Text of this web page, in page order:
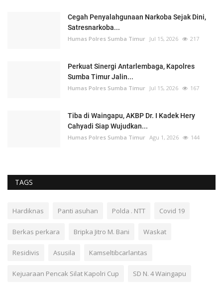
Cegah Penyalahgunaan Narkoba Sejak Dini,
Satresnarkoba...
Humas Polres Sumba Timur Jul 15, 2026 217
Perkuat Sinergi Antarlembaga, Kapolres
Sumba Timur Jalin...
Humas Polres Sumba Timur Jul 15, 2026 167
Tiba di Waingapu, AKBP Dr. I Kadek Hery
Cahyadi Siap Wujudkan...
Humas Polres Sumba Timur Agu 1, 2026 144
TAGS
Hardiknas Panti asuhan Polda . NTT Covid 19
Berkas perkara Bripka Jitro M. Bani Waskat
Residivis Asusila Kamseltibcarlantas
Kejuaraan Pencak Silat Kapolri Cup SD N. 4 Waingapu